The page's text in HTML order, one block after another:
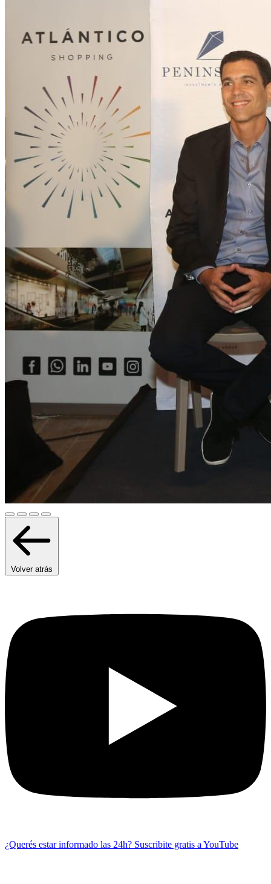
Volver atrás
¿Querés estar informado las 24h? Suscribite gratis a YouTube